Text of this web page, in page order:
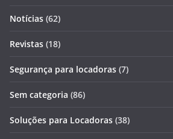
Notícias (62)
Revistas (18)
Segurança para locadoras (7)
Sem categoria (86)
Soluções para Locadoras (38)